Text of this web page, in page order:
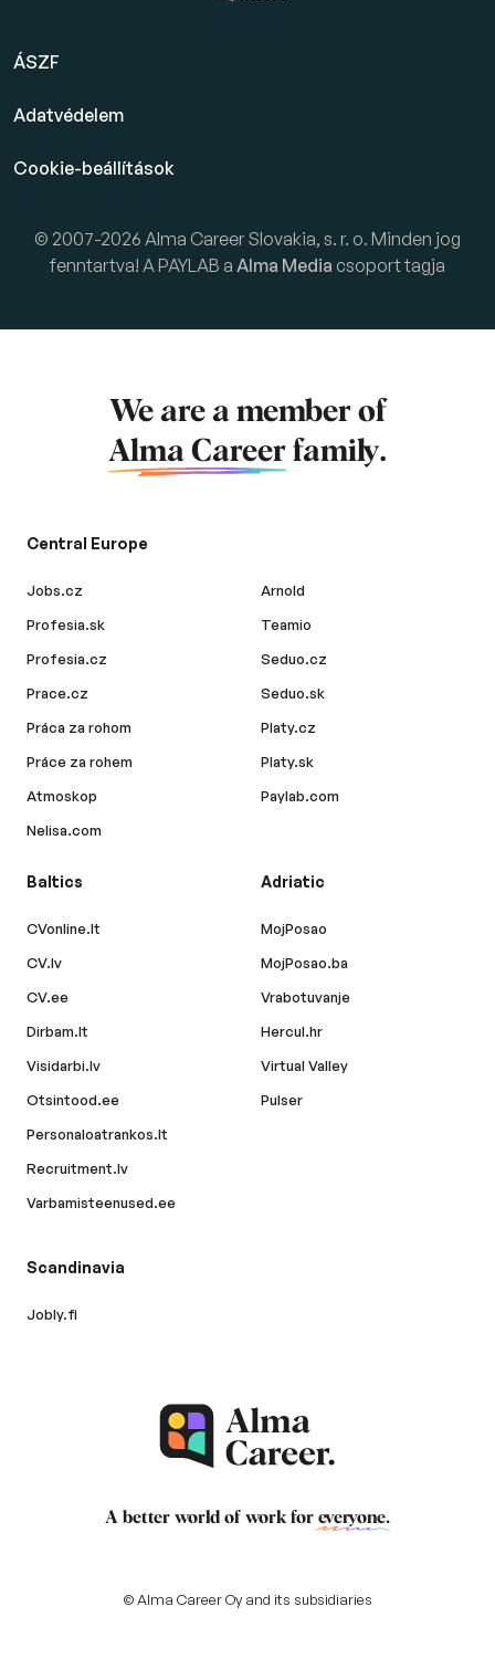
ÁSZF
Adatvédelem
Cookie-beállítások
© 2007-2026 Alma Career Slovakia, s. r. o. Minden jog
fenntartva! A PAYLAB a Alma Media csoport tagja
We are a member of
Alma Career family.
Central Europe
Jobs.cz
Profesia.sk
Profesia.cz
Prace.cz
Práca za rohom
Práce za rohem
Atmoskop
Nelisa.com
Arnold
Teamio
Seduo.cz
Seduo.sk
Platy.cz
Platy.sk
Paylab.com
Baltics
CVonline.lt
CV.lv
CV.ee
Dirbam.lt
Visidarbi.lv
Otsintood.ee
Personaloatrankos.lt
Recruitment.lv
Varbamisteenused.ee
Adriatic
MojPosao
MojPosao.ba
Vrabotuvanje
Hercul.hr
Virtual Valley
Pulser
Scandinavia
Jobly.fi
A better world of work for everyone.
© Alma Career Oy and its subsidiaries